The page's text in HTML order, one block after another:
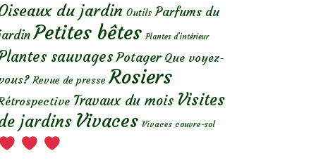
du jardin Outils Parfums du
Petites bêtes Plantes d’intérieur
sauvages Potager Que voyez-
Revue de presse Rosiers
Travaux du mois Visites
jardins Vivaces Vivaces couvre-sol